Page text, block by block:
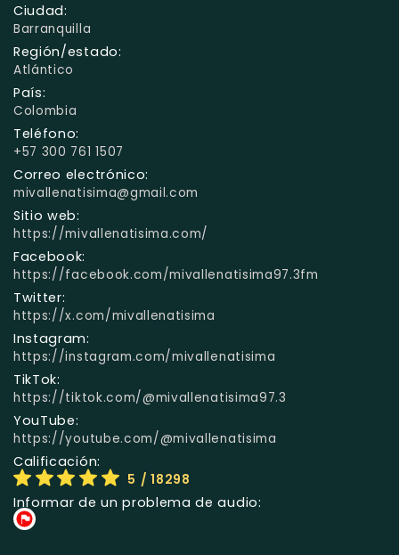
Ciudad:
Barranquilla
Región/estado:
Atlántico
País:
Colombia
Teléfono:
+57 300 761 1507
Correo electrónico:
mivallenatisima@gmail.com
Sitio web:
https://mivallenatisima.com/
Facebook:
https://facebook.com/mivallenatisima97.3fm
Twitter:
https://x.com/mivallenatisima
Instagram:
https://instagram.com/mivallenatisima
TikTok:
https://tiktok.com/@mivallenatisima97.3
YouTube:
https://youtube.com/@mivallenatisima
Calificación:
5 / 18298
Informar de un problema de audio: